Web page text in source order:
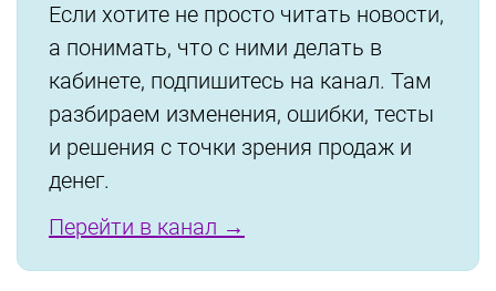
Если хотите не просто читать новости,
а понимать, что с ними делать в
кабинете, подпишитесь на канал. Там
разбираем изменения, ошибки, тесты
и решения с точки зрения продаж и
денег.
Перейти в канал →